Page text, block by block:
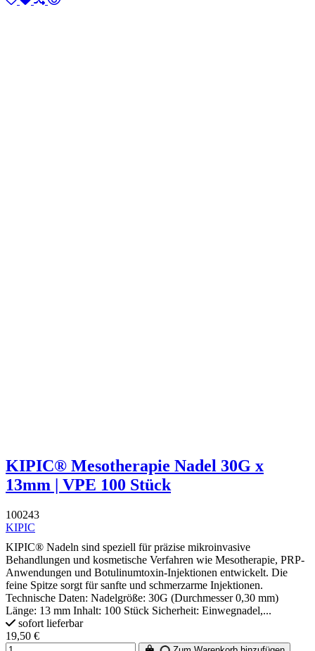
KIPIC® Mesotherapie Nadel 30G x
13mm | VPE 100 Stück
100243
KIPIC
KIPIC® Nadeln sind speziell für präzise mikroinvasive
Behandlungen und kosmetische Verfahren wie Mesotherapie, PRP-
Anwendungen und Botulinumtoxin-Injektionen entwickelt. Die
feine Spitze sorgt für sanfte und schmerzarme Injektionen.
Technische Daten: Nadelgröße: 30G (Durchmesser 0,30 mm)
Länge: 13 mm Inhalt: 100 Stück Sicherheit: Einwegnadel,...
sofort lieferbar
19,50 €